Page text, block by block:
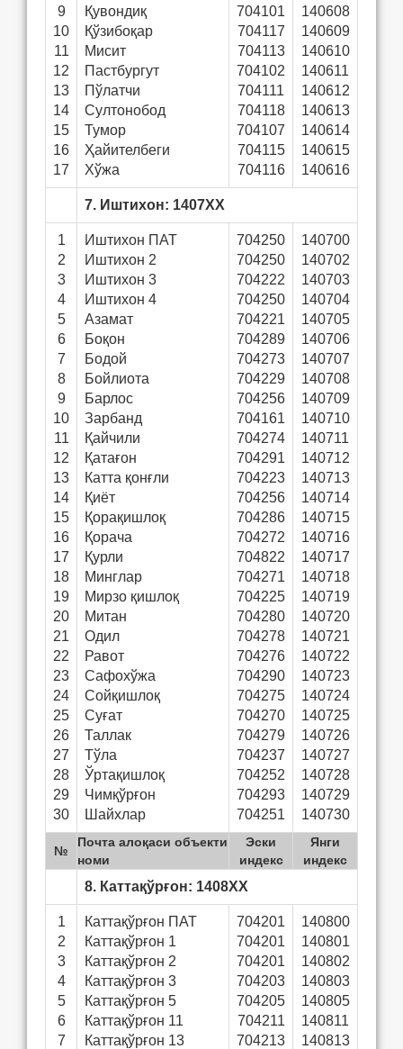
9
10
11
12
13
14
15
16
17
Қувондиқ
Қўзибоқар
Мисит
Пастбургут
Пўлатчи
Султонобод
Тумор
Ҳайителбеги
Хўжа
704101
704117
704113
704102
704111
704118
704107
704115
704116
140608
140609
140610
140611
140612
140613
140614
140615
140616
7. Иштихон: 1407ХХ
1
2
3
4
5
6
7
8
9
10
11
12
13
14
15
16
17
18
19
20
21
22
23
24
25
26
27
28
29
30
Иштихон ПАТ
Иштихон 2
Иштихон 3
Иштихон 4
Азамат
Боқон
Бодой
Бойлиота
Барлос
Зарбанд
Қайчили
Қатағон
Катта қонғли
Қиёт
Қорақишлоқ
Қорача
Қурли
Минглар
Мирзо қишлоқ
Митан
Одил
Равот
Сафохўжа
Сойқишлоқ
Суғат
Таллак
Тўла
Ўртақишлоқ
Чимқўрғон
Шайхлар
704250
704250
704222
704250
704221
704289
704273
704229
704256
704161
704274
704291
704223
704256
704286
704272
704822
704271
704225
704280
704278
704276
704290
704275
704270
704279
704237
704252
704293
704251
140700
140702
140703
140704
140705
140706
140707
140708
140709
140710
140711
140712
140713
140714
140715
140716
140717
140718
140719
140720
140721
140722
140723
140724
140725
140726
140727
140728
140729
140730
№
Почта алоқаси объекти
номи
Эски
индекс
Янги
индекс
8. Каттақўрғон: 1408ХХ
1
2
3
4
5
6
7
Каттақўрғон ПАТ
Каттақўрғон 1
Каттақўрғон 2
Каттақўрғон 3
Каттақўрғон 5
Каттақўрғон 11
Каттақўрғон 13
704201
704201
704201
704203
704205
704211
704213
140800
140801
140802
140803
140805
140811
140813